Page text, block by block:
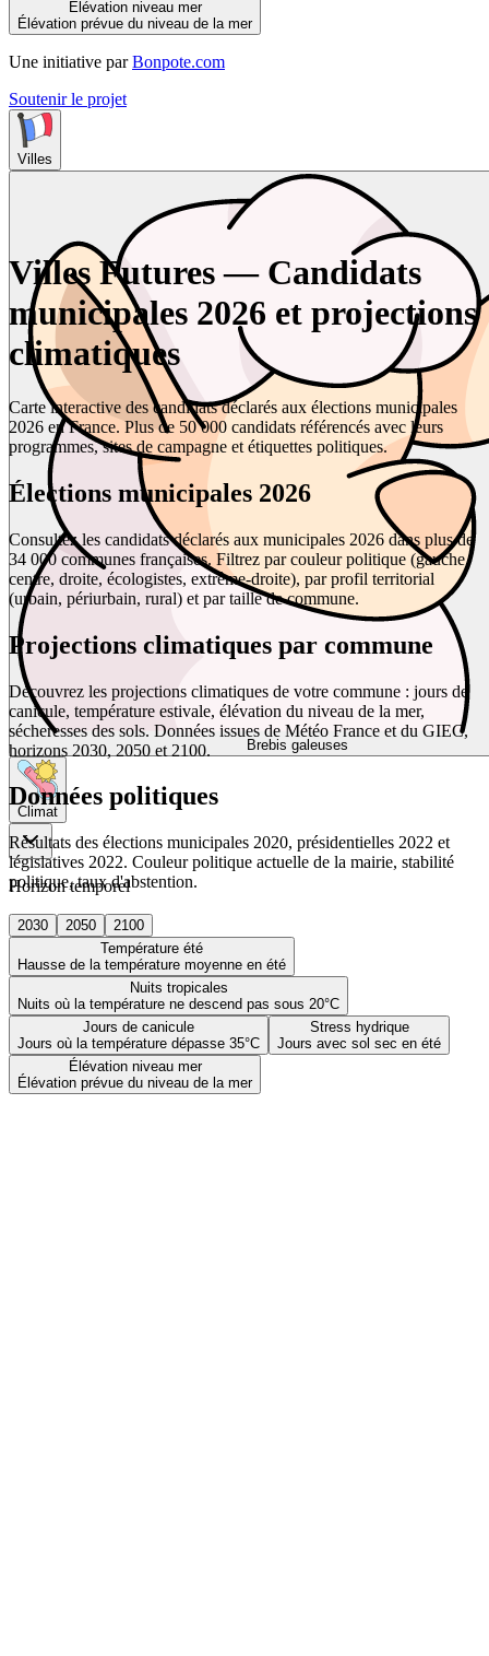
Élévation niveau mer
Élévation prévue du niveau de la mer
Une initiative par Bonpote.com
Soutenir le projet
Villes
Brebis galeuses
Climat
Horizon temporel
2030 2050
2100
Température été
Hausse de la température moyenne en été
Nuits tropicales
Nuits où la température ne descend pas sous 20°C
Jours de canicule
Jours où la température dépasse 35°C
Stress hydrique
Jours avec sol sec en été
Élévation niveau mer
Élévation prévue du niveau de la mer
Villes Futures — Candidats
municipales 2026 et projections
climatiques
Carte interactive des candidats déclarés aux élections municipales
2026 en France. Plus de 50 000 candidats référencés avec leurs
programmes, sites de campagne et étiquettes politiques.
Élections municipales 2026
Consultez les candidats déclarés aux municipales 2026 dans plus de
34 000 communes françaises. Filtrez par couleur politique (gauche,
centre, droite, écologistes, extrême-droite), par profil territorial
(urbain, périurbain, rural) et par taille de commune.
Projections climatiques par commune
Découvrez les projections climatiques de votre commune : jours de
canicule, température estivale, élévation du niveau de la mer,
sécheresses des sols. Données issues de Météo France et du GIEC,
horizons 2030, 2050 et 2100.
Données politiques
Résultats des élections municipales 2020, présidentielles 2022 et
législatives 2022. Couleur politique actuelle de la mairie, stabilité
politique, taux d'abstention.